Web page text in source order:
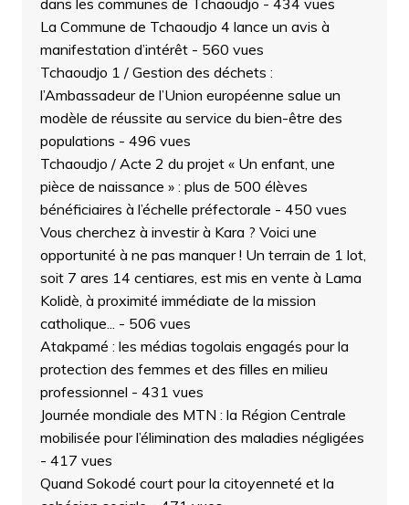
La Commune de Tchaoudjo 4 lance un avis à
manifestation d’intérêt- 560 vues
Tchaoudjo 1 / Gestion des déchets :
l’Ambassadeur de l’Union européenne salue un
modèle de réussite au service du bien-être des
populations - 496 vues
Tchaoudjo / Acte 2 du projet « Un enfant, une
pièce de naissance » : plus de 500 élèves
bénéficiaires à l’échelle préfectorale - 450 vues
Vous cherchez à investir à Kara ? Voici une
opportunité à ne pas manquer ! Un terrain de 1 lot,
soit 7 ares 14 centiares, est mis en vente à Lama
Kolidè, à proximité immédiate de la mission
catholique...
- 506 vues
Atakpamé : les médias togolais engagés pour la
protection des femmes et des filles en milieu
professionnel - 431 vues
Journée mondiale des MTN : la Région Centrale
mobilisée pour l’élimination des maladies négligées
- 417 vues
Quand Sokodé court pour la citoyenneté et la